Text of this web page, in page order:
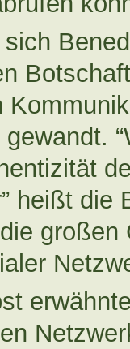
sich
heißt die
großen